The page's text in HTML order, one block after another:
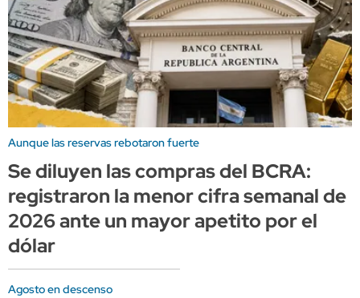
Aunque las reservas rebotaron fuerte
Se diluyen las compras del BCRA:
registraron la menor cifra semanal de
2026 ante un mayor apetito por el
dólar
Agosto en descenso